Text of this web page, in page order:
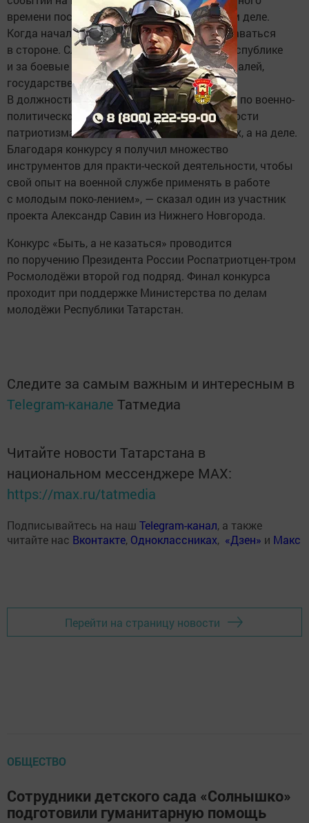
времени посвятил саморазвитию в военном деле.
Когда началась спецоперация, не смог оставаться
в стороне. Служил в Донецкой Народной Республике
и за боевые заслуги получил несколько медалей,
государственных и ведомственных наград.
В должности заместителя коман-дира роты по военно-
политической работе я передаю опыт, ценности
патриотизма и любви к Ро-дине не на словах, а на деле.
Благодаря конкурсу я получил множество
инструментов для практи-ческой деятельности, чтобы
свой опыт на военной службе применять в работе
с молодым поко-лением», — сказал один из участник
проекта Александр Савин из Нижнего Новгорода.
Конкурс «Быть, а не казаться» проводится
по поручению Президента России Роспатриотцен-тром
Росмолодёжи второй год подряд. Финал конкурса
проходит при поддержке Министерства по делам
молодёжи Республики Татарстан.
Следите за самым важным и интересным в
Telegram-канале Татмедиа
Читайте новости Татарстана в
национальном мессенджере MАХ:
https://max.ru/tatmedia
Подписывайтесь на наш Telegram-канал, а также
читайте нас Вконтакте, Одноклассниках, «Дзен» и Макс
Перейти на страницу новости
ОБЩЕСТВО
Сотрудники детского сада «Солнышко»
подготовили гуманитарную помощь